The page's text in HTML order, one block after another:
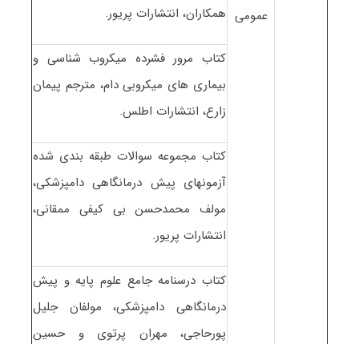
عمومی همکاران، انتشارات پریور.
کتاب مرور فشرده میکروب شناسی و
بیماری های میکروبی دام، مترجم پیمان
زارع، انتشارات اطلس.
کتاب مجموعه سوالات طبقه بندی شده
آزمونهای پیش درمانگاهی دامپزشکی،
مولف محمدحسن بی کیفی ممقانی،
انتشارات پریور.
کتاب درسنامه جامع علوم پایه و پیش
درمانگاهی دامپزشکی، مولفان جلیل
پورحاجی، مهران پرتوی و حسین